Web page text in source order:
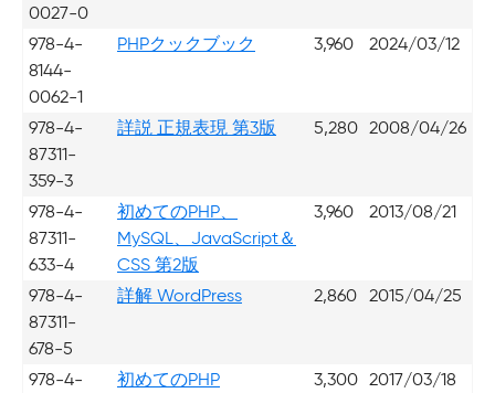
0027-0
978-4-
8144-
0062-1
PHPクックブック 3,960 2024/03/12
978-4-
87311-
359-3
詳説 正規表現 第3版 5,280 2008/04/26
978-4-
87311-
633-4
初めてのPHP、
MySQL、JavaScript＆
CSS 第2版
3,960 2013/08/21
978-4-
87311-
678-5
詳解 WordPress 2,860 2015/04/25
978-4-
初めてのPHP 3,300 2017/03/18